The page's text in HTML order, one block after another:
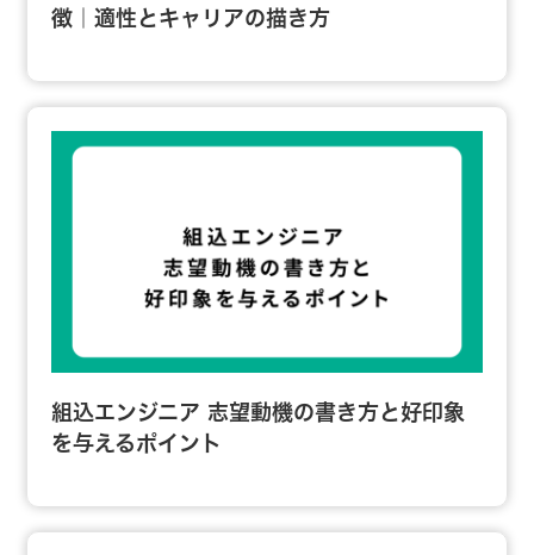
徴｜適性とキャリアの描き方
組込エンジニア 志望動機の書き方と好印象
を与えるポイント